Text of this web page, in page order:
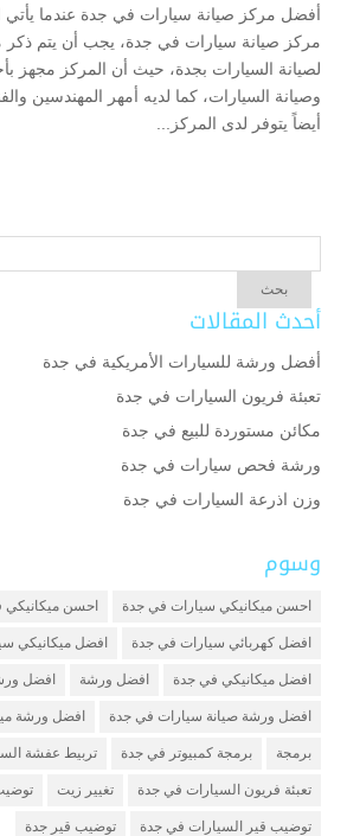
أفضل مركز صيانة سيارات في جدة عندما
مركز صيانة سيارات في جدة، يجب أن يتم ذكر
لصيانة السيارات بجدة، حيث أن المركز مجهز
وصيانة السيارات، كما لديه أمهر المهندسين
أيضاً يتوفر لدى المركز...
أحدث المقالات
أفضل ورشة للسيارات الأمريكية في جدة
تعبئة فريون السيارات في جدة
مكائن مستوردة للبيع في جدة
ورشة فحص سيارات في جدة
وزن اذرعة السيارات في جدة
وسوم
احسن ميكانيكي سيارات في جدة احسن ميكانيكي
افضل كهربائي سيارات في جدة افضل ميكانيكي
افضل ميكانيكي في جدة افضل ورشة افضل
افضل ورشة صيانة سيارات في جدة افضل ورشة
برمجة برمجة كمبيوتر في جدة تربيط عفشة
تعبئة فريون السيارات في جدة تغيير زيت
توضيب قير السيارات في جدة توضيب قير جدة